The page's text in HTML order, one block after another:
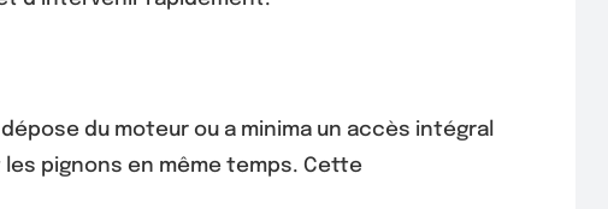
du moteur ou a minima un accès intégral
pignons en même temps. Cette